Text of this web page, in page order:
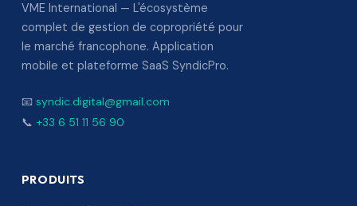
VME International — L'écosystème
complet de gestion de copropriété pour
le marché francophone. Application
mobile et plateforme SaaS SyndicPro.
📧 syndic.digital@gmail.com
📞 +33 6 51 11 56 90
PRODUITS